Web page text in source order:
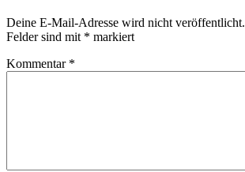
Deine E-Mail-Adresse wird nicht veröffentlicht.
Felder sind mit * markiert
Kommentar *